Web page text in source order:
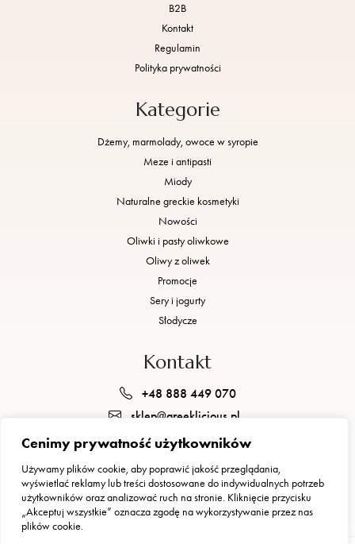
Cenimy prywatność użytkowników
Używamy plików cookie, aby poprawić jakość przeglądania,
wyświetlać reklamy lub treści dostosowane do indywidualnych potrzeb
użytkowników oraz analizować ruch na stronie. Kliknięcie przycisku
„Akceptuj wszystkie” oznacza zgodę na wykorzystywanie przez nas
plików cookie.
B2B
Kontakt
Regulamin
Polityka prywatności
Kategorie
Dżemy, marmolady, owoce w syropie
Meze i antipasti
Miody
Naturalne greckie kosmetyki
Nowości
Oliwki i pasty oliwkowe
Oliwy z oliwek
Promocje
Sery i jogurty
Słodycze
Kontakt
+48 888 449 070
sklep@greeklicious.pl
GREEKLICIOUS JUSTYNA BRZEZIŃSKA, GEORGIOS POGKAS S.C.
ul. gen. Waleriana Czumy 1 E, 01-355 Warszawa
NIP: 5223304923